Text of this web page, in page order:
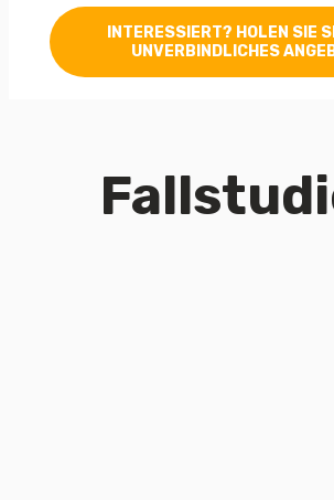
INTERESSIERT? HOLEN SIE
UNVERBINDLICHES